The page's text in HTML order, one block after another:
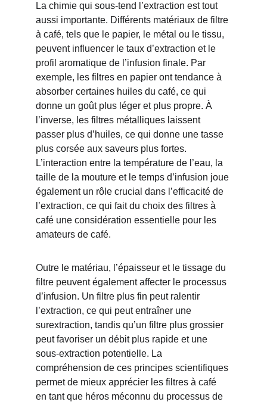
La chimie qui sous-tend l’extraction est tout
aussi importante. Différents matériaux de filtre
à café, tels que le papier, le métal ou le tissu,
peuvent influencer le taux d’extraction et le
profil aromatique de l’infusion finale. Par
exemple, les filtres en papier ont tendance à
absorber certaines huiles du café, ce qui
donne un goût plus léger et plus propre. À
l’inverse, les filtres métalliques laissent
passer plus d’huiles, ce qui donne une tasse
plus corsée aux saveurs plus fortes.
L’interaction entre la température de l’eau, la
taille de la mouture et le temps d’infusion joue
également un rôle crucial dans l’efficacité de
l’extraction, ce qui fait du choix des filtres à
café une considération essentielle pour les
amateurs de café.
Outre le matériau, l’épaisseur et le tissage du
filtre peuvent également affecter le processus
d’infusion. Un filtre plus fin peut ralentir
l’extraction, ce qui peut entraîner une
surextraction, tandis qu’un filtre plus grossier
peut favoriser un débit plus rapide et une
sous-extraction potentielle. La
compréhension de ces principes scientifiques
permet de mieux apprécier les filtres à café
en tant que héros méconnu du processus de